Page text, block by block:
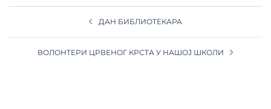
ДАН БИБЛИОТЕКАРА
ВОЛОНТЕРИ ЦРВЕНОГ КРСТА У НАШОЈ ШКОЛИ